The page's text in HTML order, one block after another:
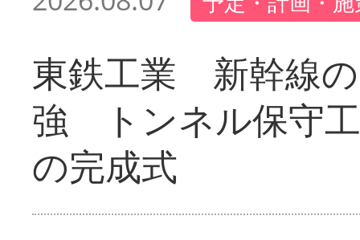
東鉄工業 新幹線
強 トンネル保守
の完成式